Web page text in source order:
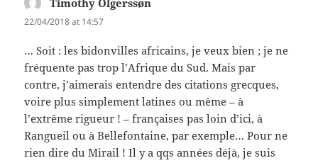
Timothy Olgerssøn
22/04/2018 at 14:57
… Soit : les bidonvilles africains, je veux bien ; je ne
fréquente pas trop l’Afrique du Sud. Mais par
contre, j’aimerais entendre des citations grecques,
voire plus simplement latines ou même – à
l’extrême rigueur ! – françaises pas loin d’ici, à
Rangueil ou à Bellefontaine, par exemple… Pour ne
rien dire du Mirail ! Il y a qqs années déjà, je suis